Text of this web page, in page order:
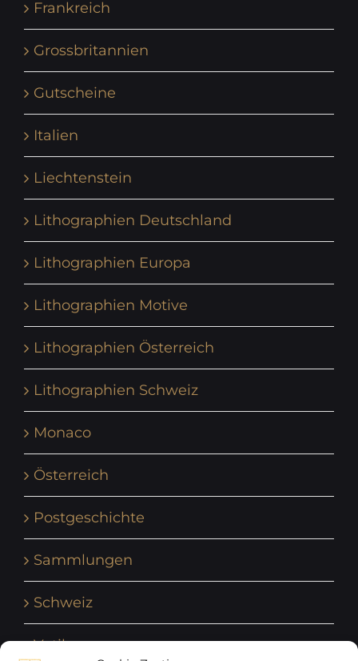
Frankreich
Grossbritannien
Gutscheine
Italien
Liechtenstein
Lithographien Deutschland
Lithographien Europa
Lithographien Motive
Lithographien Österreich
Lithographien Schweiz
Monaco
Österreich
Postgeschichte
Sammlungen
Schweiz
Vatikan